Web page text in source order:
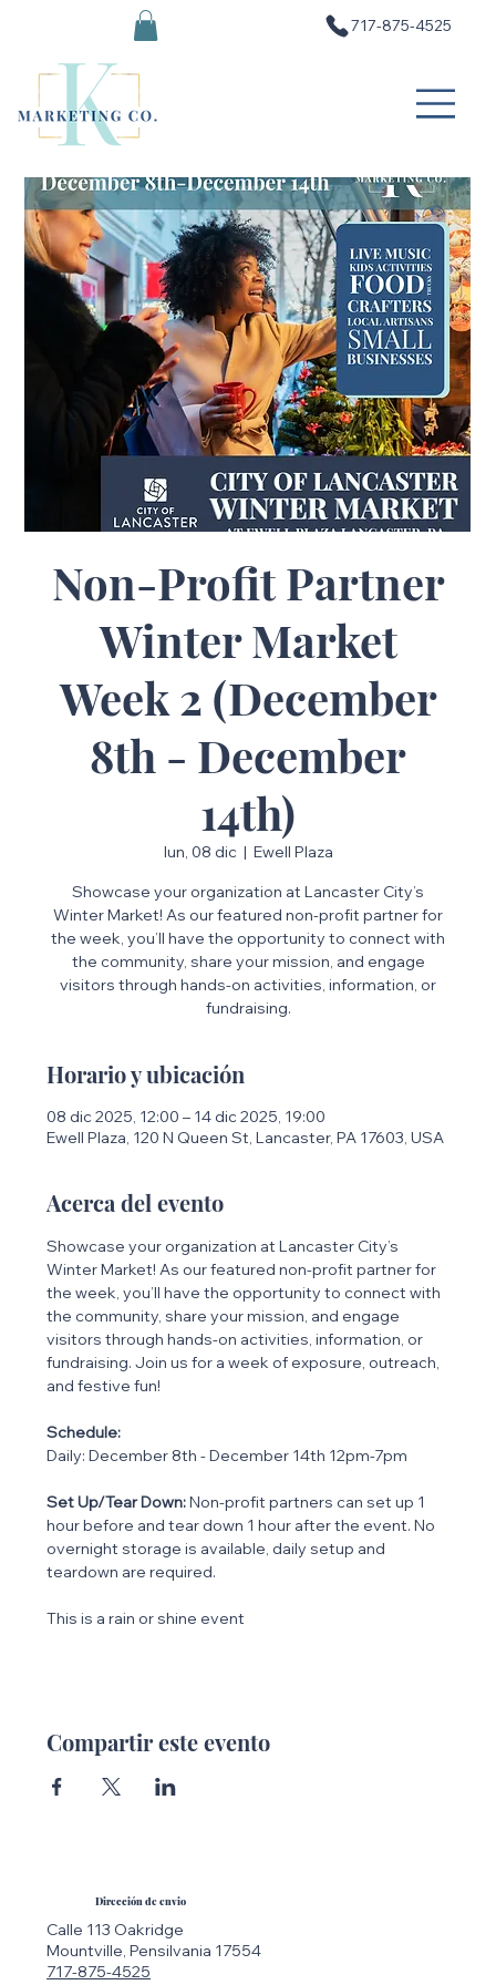
717-875-4525
Non-Profit Partner
Winter Market
Week 2 (December
8th - December
14th)
lun, 08 dic
  |
Ewell Plaza
Showcase your organization at Lancaster City’s
Winter Market! As our featured non-profit partner for
the week, you’ll have the opportunity to connect with
the community, share your mission, and engage
visitors through hands-on activities, information, or
fundraising.
Horario y ubicación
08 dic 2025, 12:00 – 14 dic 2025, 19:00
Ewell Plaza, 120 N Queen St, Lancaster, PA 17603, USA
Acerca del evento
Showcase your organization at Lancaster City’s
Winter Market! As our featured non-profit partner for
the week, you’ll have the opportunity to connect with
the community, share your mission, and engage
visitors through hands-on activities, information, or
fundraising. Join us for a week of exposure, outreach,
and festive fun!
Schedule:
Daily: December 8th - December 14th 12pm-7pm
Set Up/Tear Down: Non-profit partners can set up 1
hour before and tear down 1 hour after the event. No
overnight storage is available, daily setup and
teardown are required.
This is a rain or shine event
Compartir este evento
Dirección de envio
Calle 113 Oakridge
Mountville, Pensilvania 17554
717-875-4525